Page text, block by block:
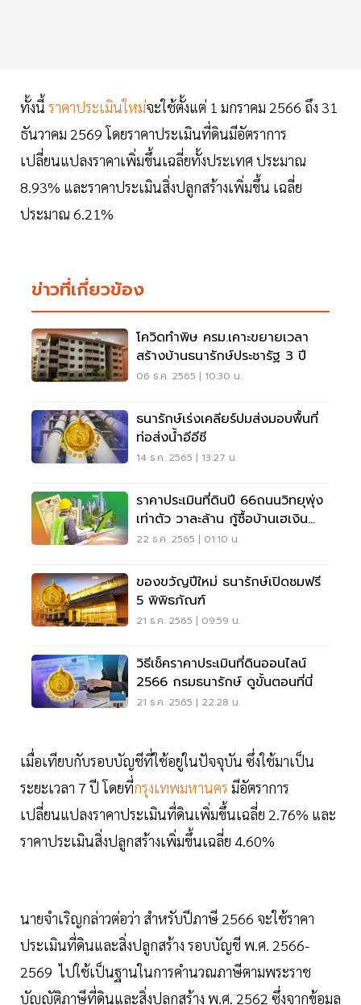
ทั้งนี้ ราคาประเมินใหม่จะใช้ตั้งแต่ 1 มกราคม 2566 ถึง 31
ธันวาคม 2569 โดยราคาประเมินที่ดินมีอัตราการ
เปลี่ยนแปลงราคาเพิ่มขึ้นเฉลี่ยทั้งประเทศ ประมาณ
8.93% และราคาประเมินสิ่งปลูกสร้างเพิ่มขึ้น เฉลี่ย
ประมาณ 6.21%
ข่าวที่เกี่ยวข้อง
โควิดทำพิษ ครม.เคาะขยายเวลา
สร้างบ้านธนารักษ์ประชารัฐ 3 ปี
06 ธ.ค. 2565 | 10:30 น.
ธนารักษ์เร่งเคลียร์ปมส่งมอบพื้นที่
ท่อส่งน้ำอีอีซี
14 ธ.ค. 2565 | 13:27 น.
ราคาประเมินที่ดินปี 66ถนนวิทยุพุ่ง
เท่าตัว วาละล้าน กู้ซื้อบ้านเฮเงิน
งอก
22 ธ.ค. 2565 | 01:10 น.
ของขวัญปีใหม่ ธนารักษ์เปิดชมฟรี
5 พิพิธภัณฑ์
21 ธ.ค. 2565 | 09:59 น.
วิธีเช็คราคาประเมินที่ดินออนไลน์
2566 กรมธนารักษ์ ดูขั้นตอนที่นี่
21 ธ.ค. 2565 | 22:28 น.
เมื่อเทียบกับรอบบัญชีที่ใช้อยู่ในปัจจุบัน ซึ่งใช้มาเป็น
ระยะเวลา 7 ปี โดยที่กรุงเทพมหานคร มีอัตราการ
เปลี่ยนแปลงราคาประเมินที่ดินเพิ่มขึ้นเฉลี่ย 2.76% และ
ราคาประเมินสิ่งปลูกสร้างเพิ่มขึ้นเฉลี่ย 4.60%
นายจำเริญกล่าวต่อว่า สำหรับปีภาษี 2566 จะใช้ราคา
ประเมินที่ดินและสิ่งปลูกสร้าง รอบบัญชี พ.ศ. 2566-
2569 ไปใช้เป็นฐานในการคำนวณภาษีตามพระราช
บัญญัติภาษีที่ดินและสิ่งปลูกสร้าง พ.ศ. 2562 ซึ่งจากข้อมูล